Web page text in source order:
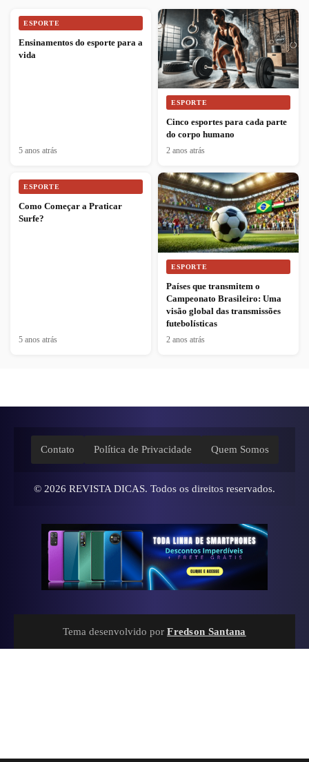
ESPORTE
Ensinamentos do esporte para a
vida
5 anos atrás
ESPORTE
Cinco esportes para cada parte
do corpo humano
2 anos atrás
ESPORTE
Como Começar a Praticar
Surfe?
5 anos atrás
ESPORTE
Países que transmitem o
Campeonato Brasileiro: Uma
visão global das transmissões
futebolísticas
2 anos atrás
Contato Política de Privacidade Quem Somos
© 2026 REVISTA DICAS. Todos os direitos reservados.
Tema desenvolvido por Fredson Santana